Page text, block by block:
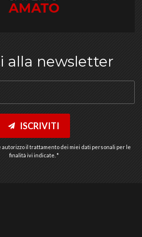
alla newsletter
autorizzo il trattamento dei miei dati personali per le
finalità ivi indicate. *